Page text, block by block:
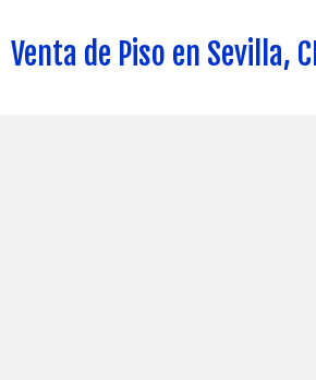
Venta de Piso en Sevilla,